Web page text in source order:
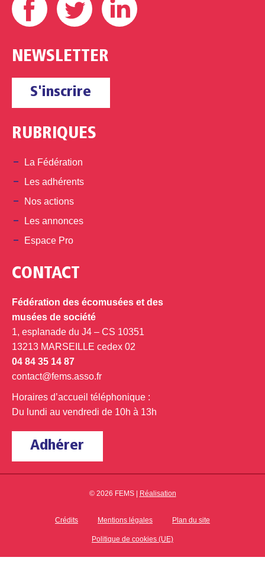
NEWSLETTER
S'inscrire
RUBRIQUES
La Fédération
Les adhérents
Nos actions
Les annonces
Espace Pro
CONTACT
Fédération des écomusées et des
musées de société
1, esplanade du J4 – CS 10351
13213 MARSEILLE cedex 02
04 84 35 14 87
contact@fems.asso.fr
Horaires d’accueil téléphonique :
Du lundi au vendredi de 10h à 13h
Adhérer
© 2026 FEMS | Réalisation
Crédits Mentions légales Plan du site
Politique de cookies (UE)